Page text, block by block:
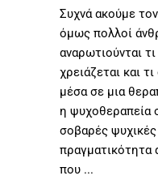
Συχνά ακούμε
όμως πολλοί
αναρωτιούνται
χρειάζεται και
μέσα σε μια
η ψυχοθεραπεία
σοβαρές
πραγματικότητα
που